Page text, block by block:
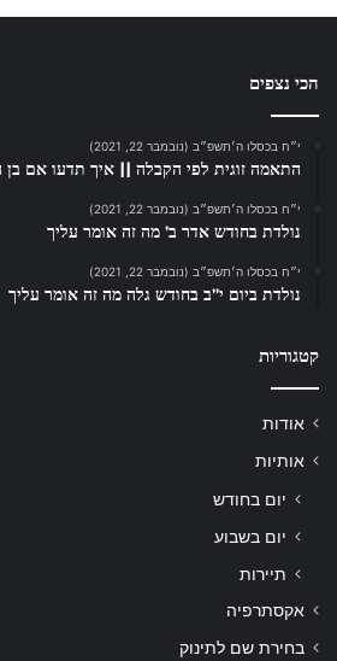
הכי נצפים
י״ח בכסלו ה׳תשפ״ב (נובמבר 22, 2021)
התאמה זוגית לפי הקבלה || איך תדעו אם בן
י״ח בכסלו ה׳תשפ״ב (נובמבר 22, 2021)
נולדת בחודש אדר ב’ מה זה אומר עליך
י״ח בכסלו ה׳תשפ״ב (נובמבר 22, 2021)
נולדת ביום י”ב בחודש גלה מה זה אומר עליך
קטגוריות
אודות
אותיות
יום בחודש
יום בשבוע
תיירות
אקסתרפיה
בחירת שם לתינוק